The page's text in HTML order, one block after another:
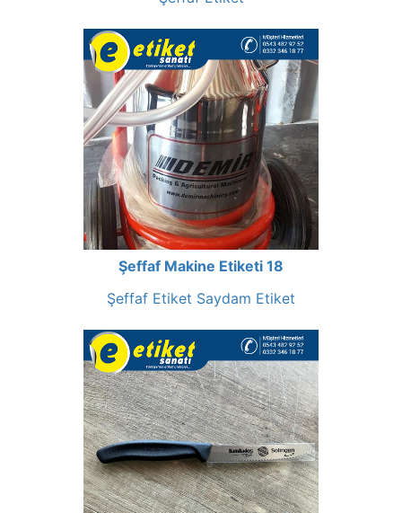
Şeffaf Makine Etiketi 18
Şeffaf Etiket Saydam Etiket